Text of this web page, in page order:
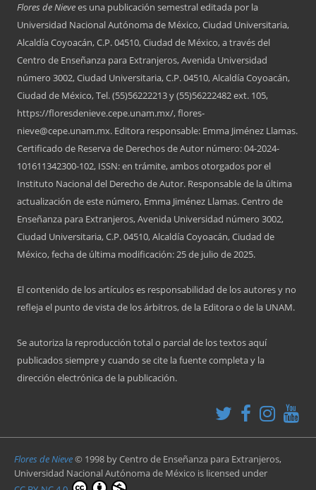
Flores de Nievees una publicación semestral editada por la
Universidad Nacional Autónoma de México, Ciudad Universitaria,
Alcaldía Coyoacán, C.P. 04510, Ciudad de México, a través del
Centro de Enseñanza para Extranjeros, Avenida Universidad
número 3002, Ciudad Universitaria, C.P. 04510, Alcaldía Coyoacán,
Ciudad de México, Tel. (55)56222213 y (55)56222482 ext. 105,
https://floresdenieve.cepe.unam.mx/, flores-
nieve@cepe.unam.mx. Editora responsable: Emma Jiménez Llamas.
Certificado de Reserva de Derechos de Autor número: 04-2024-
101611342300-102, ISSN: en trámite, ambos otorgados por el
Instituto Nacional del Derecho de Autor. Responsable de la última
actualización de este número, Emma Jiménez Llamas. Centro de
Enseñanza para Extranjeros, Avenida Universidad número 3002,
Ciudad Universitaria, C.P. 04510, Alcaldía Coyoacán, Ciudad de
México, fecha de última modificación: 25 de julio de 2025.
El contenido de los artículos es responsabilidad de los autores y no
refleja el punto de vista de los árbitros, de la Editora o de la UNAM.
Se autoriza la reproducción total o parcial de los textos aquí
publicados siempre y cuando se cite la fuente completa y la
dirección electrónica de la publicación.
Flores de Nieve© 1998 byCentro de Enseñanza para Extranjeros,
Universidad Nacional Autónoma de México is licensed under